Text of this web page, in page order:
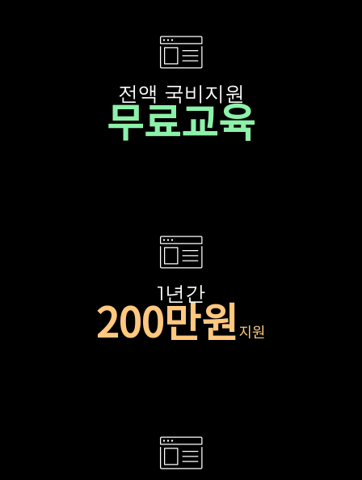
전액 국비지원
무료교육
1년간
200만원지원